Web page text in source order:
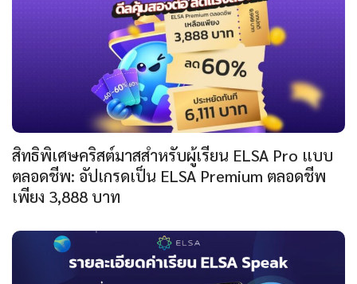
สิทธิพิเศษคริสต์มาสสำหรับผู้เรียน ELSA Pro แบบ
ตลอดชีพ: อัปเกรดเป็น ELSA Premium ตลอดชีพ
เพียง 3,888 บาท